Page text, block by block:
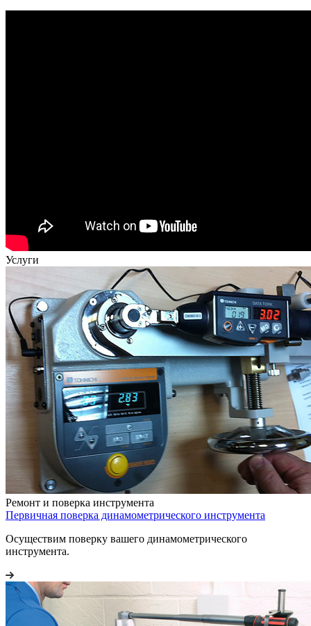
Услуги
Ремонт и поверка инструмента
Первичная поверка динамометрического инструмента
Осуществим поверку вашего динамометрического
инструмента.